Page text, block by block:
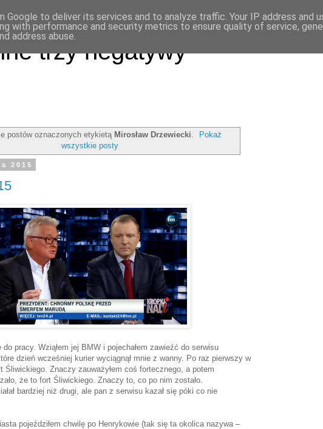
trzy negatywy
postów oznaczonych etykietą Mirosław Drzewiecki
Pokaż
wszystkie posty
2015
do pracy. Wziąłem jej BMW i pojechałem zawieźć do serwisu
dzień wcześniej kurier wyciągnął mnie z wanny. Po raz pierwszy w
Śliwickiego. Znaczy zauważyłem coś fortecznego, a potem
że to fort Śliwickiego. Znaczy to, co po nim zostało.
bardziej niż drugi, ale pan z serwisu kazał się póki co nie
pojeździłem chwilę po Henrykowie (tak się ta okolica nazywa –
Google to deliver its services and to analyze traffic. Your IP address and
with performance and security metrics to ensure quality of service,
address abuse.